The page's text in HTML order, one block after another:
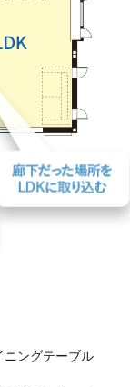
ニングテーブル